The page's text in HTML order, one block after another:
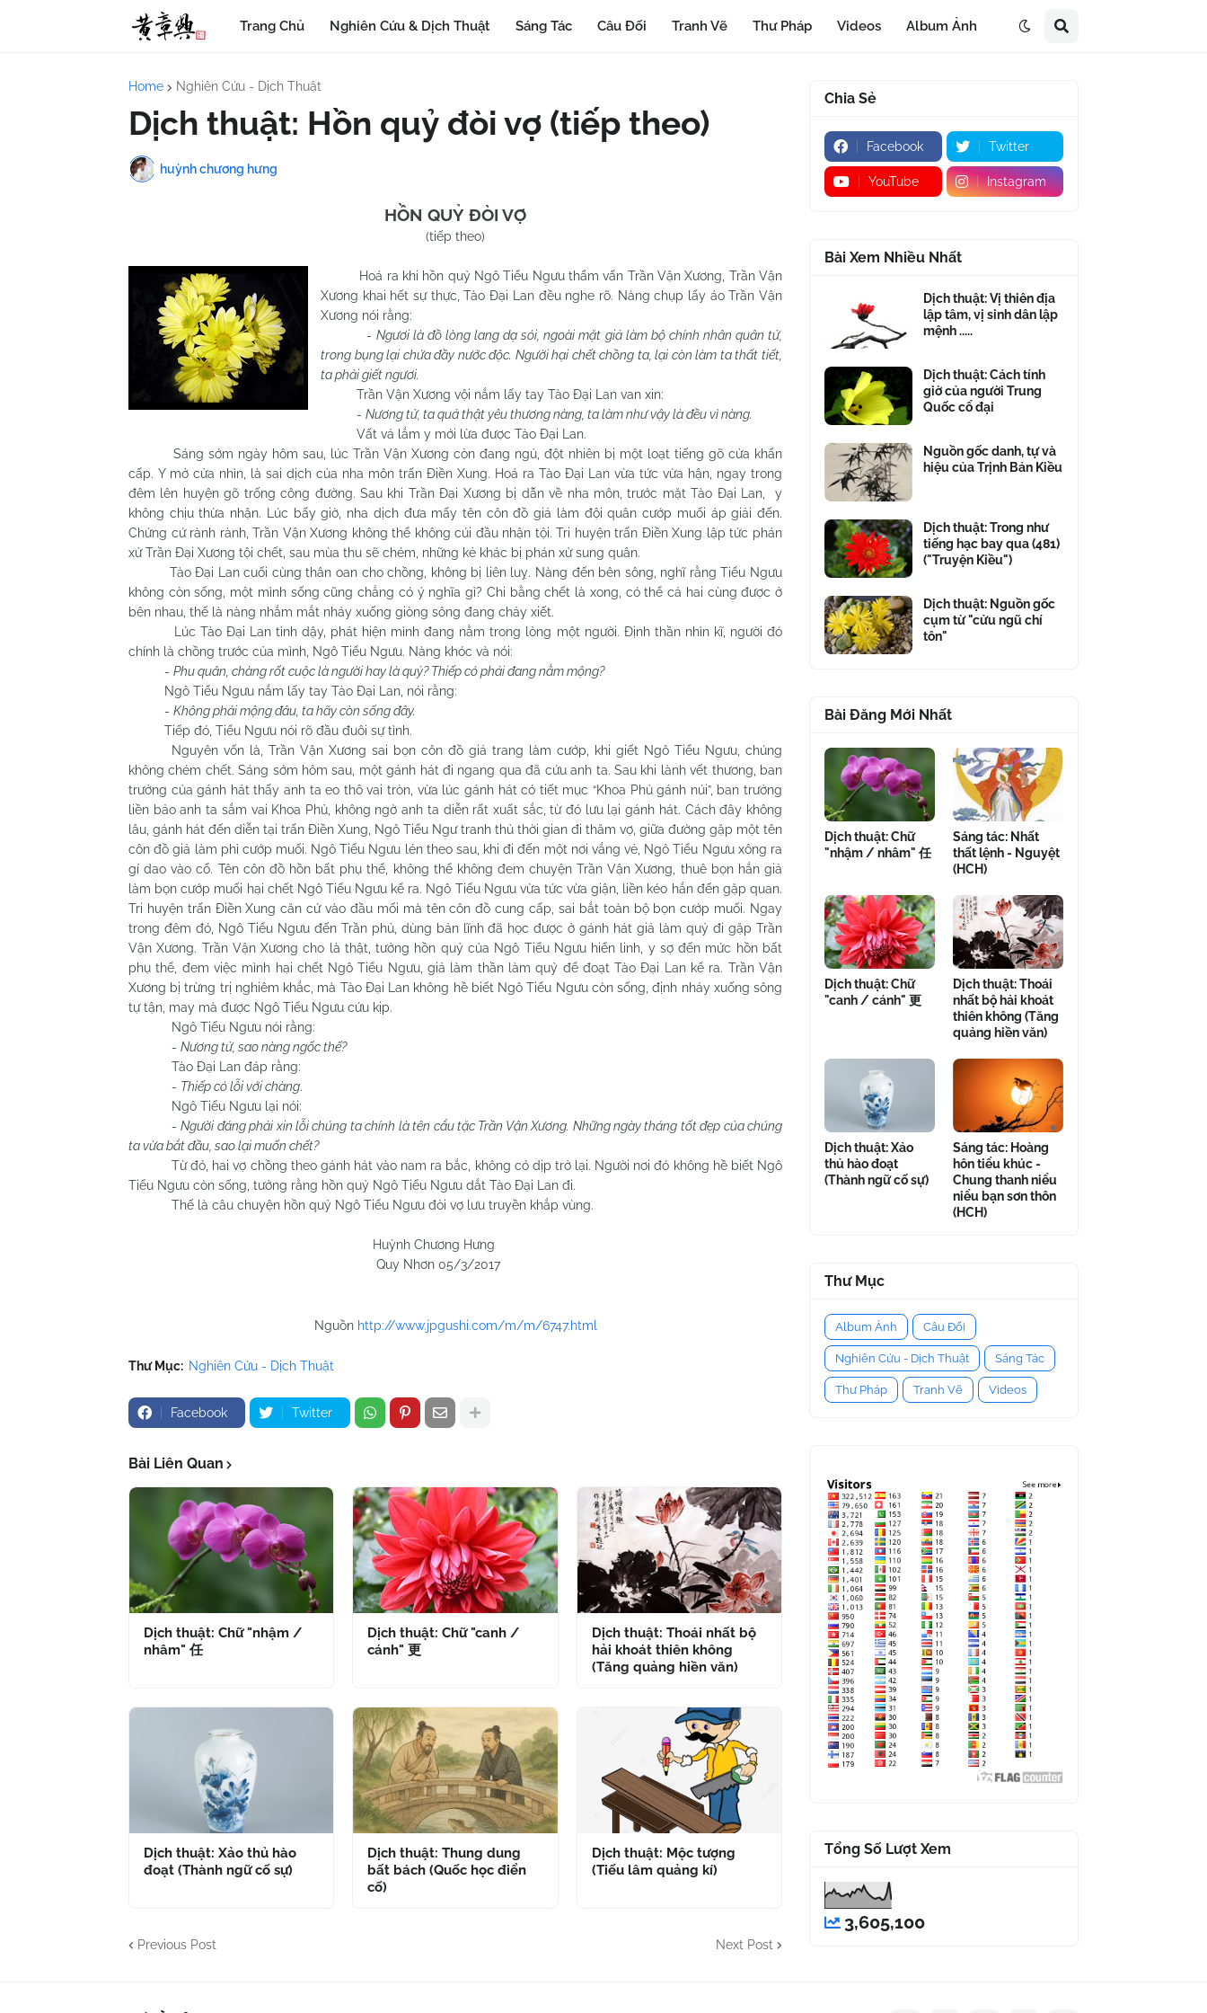
Trang Chủ Nghiên Cứu & Dịch Thuật Sáng Tác Câu Đối Tranh Vẽ Thư Pháp Videos Album Ảnh
Home Nghiên Cứu - Dịch Thuật
Dịch thuật: Hồn quỷ đòi vợ (tiếp theo)
huỳnh chương hưng
HỒN QUỶ ĐÒI VỢ
(tiếp theo)
Hoá ra khi hồn quỷ Ngô Tiểu Ngưu thẩm vấn Trần Vận Xương, Trần Vận
Xương khai hết sự thực, Tào Đại Lan đều nghe rõ. Nàng chụp lấy áo Trần Vận
Xương nói rằng:
- Ngươi là đồ lòng lang dạ sói, ngoài mặt giả làm bộ chính nhân quân tử,
trong bụng lại chứa đầy nước độc. Người hại chết chồng ta, lại còn làm ta thất tiết,
ta phải giết ngươi.
Trần Vận Xương vội nắm lấy tay Tào Đại Lan van xin:
- Nương tử, ta quả thật yêu thương nàng, ta làm như vậy là đều vì nàng.
Vất vả lắm y mới lừa được Tào Đại Lan.
Sáng sớm ngày hôm sau, lúc Trần Vận Xương còn đang ngủ, đột nhiên bị một loạt tiếng gõ cửa khẩn
cấp. Y mở cửa nhìn, là sai dịch của nha môn trấn Điền Xung. Hoá ra Tào Đại Lan vừa tức vừa hận, ngay trong
đêm lên huyện gõ trống công đường. Sau khi Trần Đại Xương bị dẫn về nha môn, trước mặt Tào Đại Lan, y
không chịu thừa nhận. Lúc bấy giờ, nha dịch đưa mấy tên côn đồ giả làm đội quân cướp muối áp giải đến.
Chứng cứ rành rành, Trần Vận Xương không thể không cúi đầu nhận tội. Tri huyện trấn Điền Xung lập tức phán
xử Trần Đại Xương tội chết, sau mùa thu sẽ chém, những kẻ khác bị phán xử sung quân.
Tào Đại Lan cuối cùng thân oan cho chồng, không bị liên luỵ. Nàng đến bên sông, nghĩ rằng Tiểu Ngưu
không còn sống, một mình sống cũng chẳng có ý nghĩa gì? Chi bằng chết là xong, có thể cả hai cùng được ở
bên nhau, thế là nàng nhắm mắt nhảy xuống giòng sông đang chảy xiết.
Lúc Tào Đại Lan tỉnh dậy, phát hiện mình đang nằm trong lòng một người. Định thần nhìn kĩ, người đó
chính là chồng trước của mình, Ngô Tiểu Ngưu. Nàng khóc và nói:
- Phu quân, chàng rốt cuộc là người hay là quỷ? Thiếp có phải đang nằm mộng?
Ngô Tiểu Ngưu nắm lấy tay Tào Đại Lan, nói rằng:
- Không phải mộng đâu, ta hãy còn sống đây.
Tiếp đó, Tiểu Ngưu nói rõ đầu đuôi sự tình.
Nguyên vốn là, Trần Vận Xương sai bọn côn đồ giả trang làm cướp, khi giết Ngô Tiểu Ngưu, chúng
không chém chết. Sáng sớm hôm sau, một gánh hát đi ngang qua đã cứu anh ta. Sau khi lành vết thương, ban
trưởng của gánh hát thấy anh ta eo thô vai tròn, vừa lúc gánh hát có tiết mục “Khoa Phủ gánh núi”, ban trưởng
liền bảo anh ta sắm vai Khoa Phủ, không ngờ anh ta diễn rất xuất sắc, từ đó lưu lại gánh hát. Cách đây không
lâu, gánh hát đến diễn tại trấn Điền Xung, Ngô Tiểu Ngư tranh thủ thời gian đi thăm vợ, giữa đường gặp một tên
côn đồ giả làm phỉ cướp muối. Ngô Tiểu Ngưu lén theo sau, khi đi đến một nơi vắng vẻ, Ngô Tiểu Ngưu xông ra
gí dao vào cổ. Tên côn đồ hồn bất phụ thể, không thể không đem chuyện Trần Vận Xương, thuê bọn hắn giả
làm bọn cướp muối hại chết Ngô Tiểu Ngưu kể ra. Ngô Tiểu Ngưu vừa tức vừa giận, liền kéo hắn đến gặp quan.
Tri huyện trấn Điền Xung căn cứ vào đầu mối mà tên côn đồ cung cấp, sai bắt toàn bộ bọn cướp muối. Ngay
trong đêm đó, Ngô Tiểu Ngưu đến Trần phủ, dùng bản lĩnh đã học được ở gánh hát giả làm quỷ đi gặp Trần
Vận Xương. Trần Vận Xương cho là thật, tưởng hồn quỷ của Ngô Tiểu Ngưu hiển linh, y sợ đến mức hồn bất
phụ thể, đem việc mình hại chết Ngô Tiểu Ngưu, giả làm thần làm quỷ để đoạt Tào Đại Lan kể ra. Trần Vận
Xương bị trừng trị nghiêm khắc, mà Tào Đại Lan không hề biết Ngô Tiểu Ngưu còn sống, định nhảy xuống sông
tự tận, may mà được Ngô Tiểu Ngưu cứu kịp.
Ngô Tiểu Ngưu nói rằng:
- Nương tử, sao nàng ngốc thế?
Tào Đại Lan đáp rằng:
- Thiếp có lỗi với chàng.
Ngô Tiểu Ngưu lại nói:
-Người đáng phải xin lỗi chúng ta chính là tên cẩu tặc Trần Vận Xương. Những ngày tháng tốt đẹp của chúng
ta vừa bắt đầu, sao lại muốn chết?
Từ đó, hai vợ chồng theo gánh hát vào nam ra bắc, không có dịp trở lại. Người nơi đó không hề biết Ngô
Tiểu Ngưu còn sống, tưởng rằng hồn quỷ Ngô Tiểu Ngưu dắt Tào Đại Lan đi.
Thế là câu chuyện hồn quỷ Ngô Tiểu Ngưu đòi vợ lưu truyền khắp vùng.
Huỳnh Chương Hưng
Quy Nhơn 05/3/2017
Nguồn http://www.jpgushi.com/m/m/6747.html
Thư Mục: Nghiên Cứu - Dịch Thuật
Facebook Twitter
Bài Liên Quan
Dịch thuật: Chữ "nhậm /
nhâm" 任
Dịch thuật: Chữ "canh /
cánh" 更
Dịch thuật: Thoái nhất bộ
hải khoát thiên không
(Tăng quảng hiền văn)
Dịch thuật: Xảo thủ hào
đoạt (Thành ngữ cố sự)
Dịch thuật: Thung dung
bất bách (Quốc học điển
cố)
Dịch thuật: Mộc tượng
(Tiếu lâm quảng kí)
Previous Post Next Post
Chia Sẻ
Facebook Twitter
YouTube Instagram
Bài Xem Nhiều Nhất
Dịch thuật: Vị thiên địa
lập tâm, vị sinh dân lập
mệnh .....
Dịch thuật: Cách tính
giờ của người Trung
Quốc cổ đại
Nguồn gốc danh, tự và
hiệu của Trịnh Bản Kiều
Dịch thuật: Trong như
tiếng hạc bay qua (481)
("Truyện Kiều")
Dịch thuật: Nguồn gốc
cụm từ "cửu ngũ chí
tôn"
Bài Đăng Mới Nhất
Dịch thuật: Chữ
"nhậm / nhâm" 任
Sáng tác: Nhất
thất lệnh - Nguyệt
(HCH)
Dịch thuật: Chữ
"canh / cánh" 更
Dịch thuật: Thoái
nhất bộ hải khoát
thiên không (Tăng
quảng hiền văn)
Dịch thuật: Xảo
thủ hào đoạt
(Thành ngữ cố sự)
Sáng tác: Hoàng
hôn tiểu khúc -
Chung thanh niểu
niểu bạn sơn thôn
(HCH)
Thư Mục
Album Ảnh Câu Đối
Nghiên Cứu - Dịch Thuật Sáng Tác
Thư Pháp Tranh Vẽ Videos
Tổng Số Lượt Xem
3,605,100